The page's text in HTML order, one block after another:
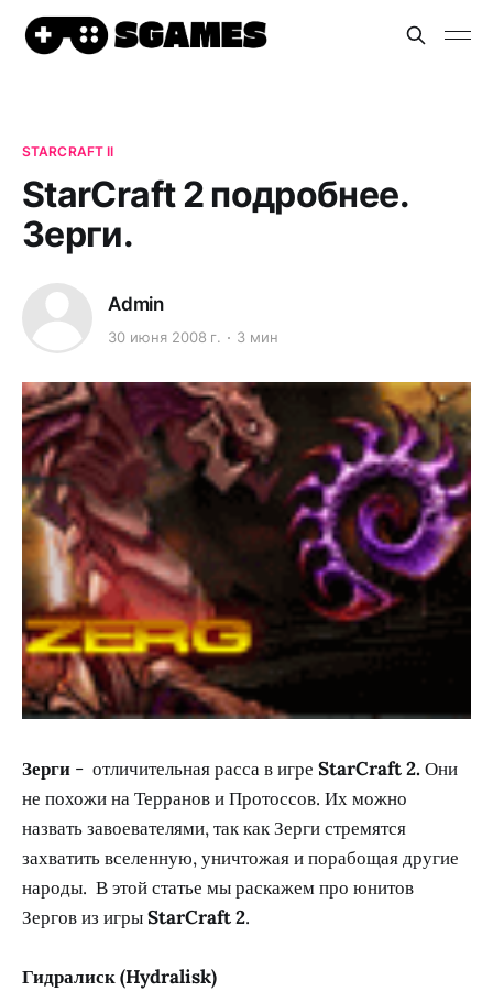
STARCRAFT II
StarCraft 2 подробнее.
Зерги.
Admin
30 июня 2008 г. 3 мин
Зерги - отличительная расса в игре StarCraft 2.Они
не похожи на Терранов и Протоссов. Их можно
назвать завоевателями, так как Зерги стремятся
захватить вселенную, уничтожая и порабощая другие
народы. В этой статье мы раскажем про юнитов
Зергов из игрыStarCraft 2.
Гидралиск (Hydralisk)